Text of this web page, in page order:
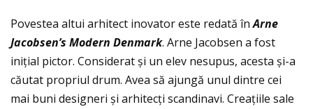
Povestea altui arhitect inovator este redată înArne
Jacobsen’s Modern Denmark. Arne Jacobsen a fost
inițial pictor. Considerat și un elev nesupus, acesta și-a
căutat propriul drum. Avea să ajungă unul dintre cei
mai buni designeri și arhitecți scandinavi. Creațiile sale